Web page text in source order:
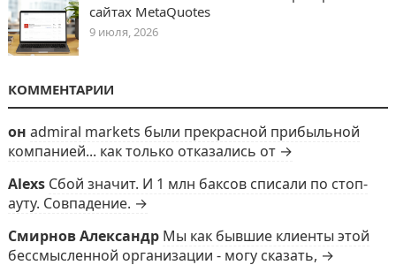
сайтах MetaQuotes
9 июля, 2026
КОММЕНТАРИИ
он admiral markets были прекрасной прибыльной
компанией... как только отказались от →
Alexs Сбой значит. И 1 млн баксов списали по стоп-
ауту. Совпадение. →
Смирнов Александр Мы как бывшие клиенты этой
бессмысленной организации - могу сказать, →